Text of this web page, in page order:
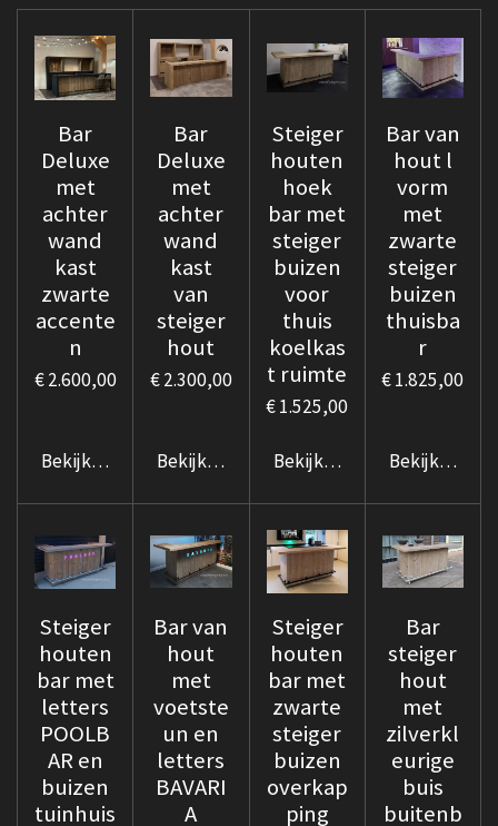
Bar
Deluxe
met
achter
wand
kast
zwarte
accente
n
€ 2.600,00
Bekijk details
Bar
Deluxe
met
achter
wand
kast
van
steiger
hout
€ 2.300,00
Bekijk details
Steiger
houten
hoek
bar met
steiger
buizen
voor
thuis
koelkas
t ruimte
€ 1.525,00
Bekijk details
Bar van
hout l
vorm
met
zwarte
steiger
buizen
thuisba
r
€ 1.825,00
Bekijk details
Steiger
houten
bar met
letters
POOLB
AR en
buizen
tuinhuis
Bar van
hout
met
voetste
un en
letters
BAVARI
A
Steiger
houten
bar met
zwarte
steiger
buizen
overkap
ping
Bar
steiger
hout
met
zilverkl
eurige
buis
buitenb